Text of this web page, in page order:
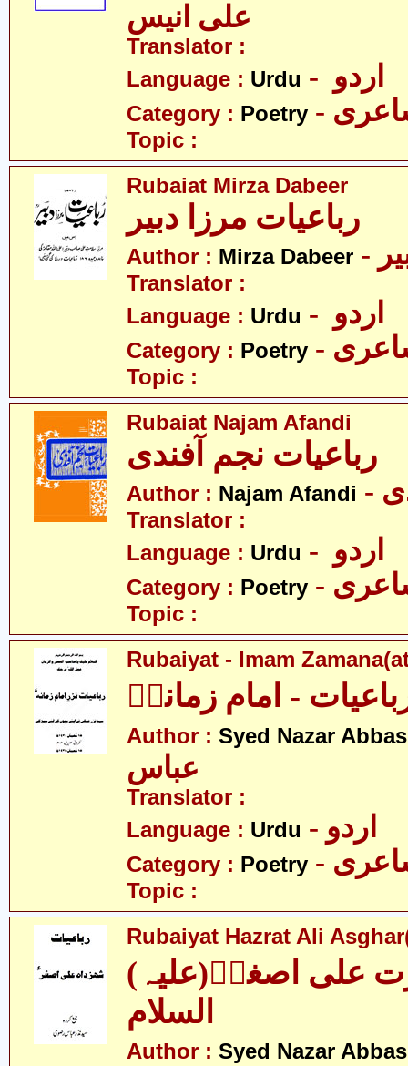
علی انیس
Translator :
Language : Urdu
Category : Poetry
Topic :
Rubaiat Mirza Dabeer
رباعیات مرزا دبیر
Author : Mirza Dabeer
Translator :
Language : Urdu
Category : Poetry
Topic :
Rubaiat Najam Afandi
رباعیات نجم آفندی
Author : Najam Afandi
Translator :
Language : Urdu
Category : Poetry
Topic :
Rubaiyat - Imam
- امام زمانہؑ
Author : Syed Nazar Abbas
عباس
Translator :
Language : Urdu - اردو
Category : Poetry
Topic :
Rubaiyat Hazrat Ali
(رباعیات حضرت علی اصغرؑ(علیہ
السلام
Author : Syed Nazar